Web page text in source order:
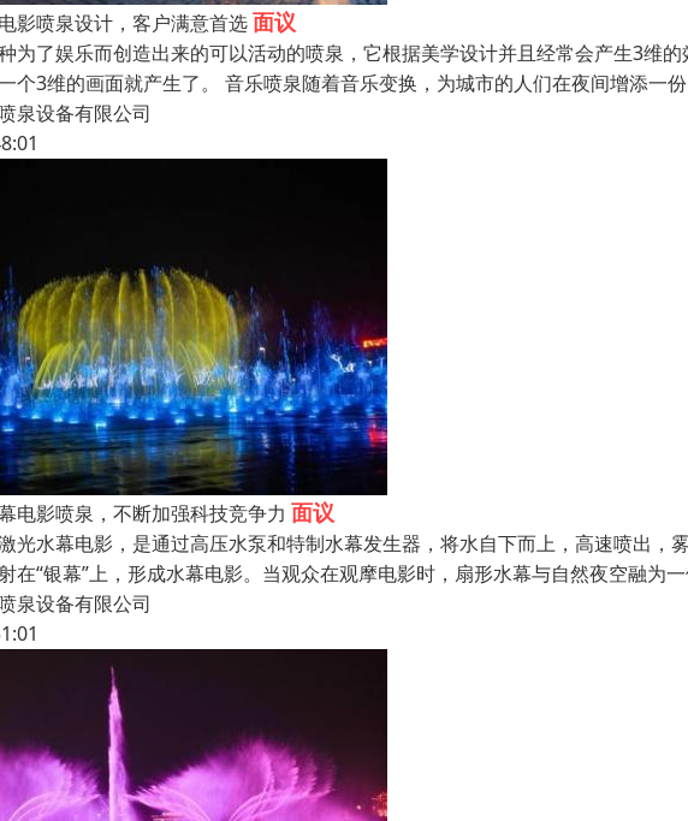
影喷泉设计，客户满意首选面议
为了娱乐而创造出来的可以活动的喷泉，它根据美学设计并且经常会产生3维
个3维的画面就产生了。 音乐喷泉随着音乐变换，为城市的人们在夜间增添一
泉设备有限公司
电影喷泉，不断加强科技竞争力 面议
光水幕电影，是通过高压水泵和特制水幕发生器，将水自下而上，高速喷出，
在“银幕”上，形成水幕电影。当观众在观摩电影时，扇形水幕与自然夜空融为
泉设备有限公司